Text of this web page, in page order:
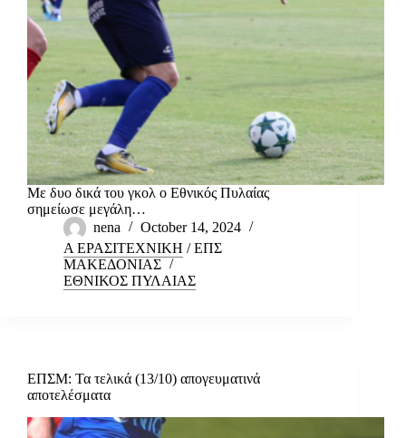
Με δυο δικά του γκολ ο Εθνικός Πυλαίας
σημείωσε μεγάλη…
nena
October 14, 2024
Α ΕΡΑΣΙΤΕΧΝΙΚΗ /ΕΠΣ
ΜΑΚΕΔΟΝΙΑΣ
ΕΘΝΙΚΟΣ ΠΥΛΑΙΑΣ
ΕΠΣΜ: Τα τελικά (13/10) απογευματινά
αποτελέσματα